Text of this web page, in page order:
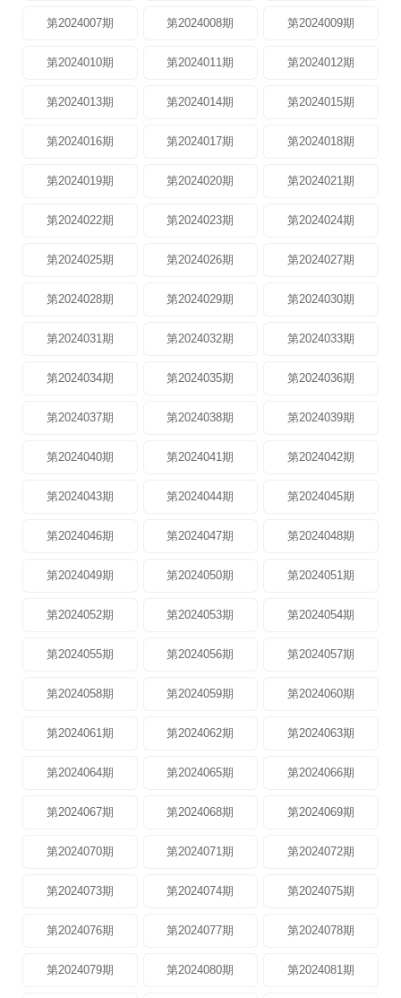
第2024007期 第2024008期 第2024009期
第2024010期 第2024011期 第2024012期
第2024013期 第2024014期 第2024015期
第2024016期 第2024017期 第2024018期
第2024019期 第2024020期 第2024021期
第2024022期 第2024023期 第2024024期
第2024025期 第2024026期 第2024027期
第2024028期 第2024029期 第2024030期
第2024031期 第2024032期 第2024033期
第2024034期 第2024035期 第2024036期
第2024037期 第2024038期 第2024039期
第2024040期 第2024041期 第2024042期
第2024043期 第2024044期 第2024045期
第2024046期 第2024047期 第2024048期
第2024049期 第2024050期 第2024051期
第2024052期 第2024053期 第2024054期
第2024055期 第2024056期 第2024057期
第2024058期 第2024059期 第2024060期
第2024061期 第2024062期 第2024063期
第2024064期 第2024065期 第2024066期
第2024067期 第2024068期 第2024069期
第2024070期 第2024071期 第2024072期
第2024073期 第2024074期 第2024075期
第2024076期 第2024077期 第2024078期
第2024079期 第2024080期 第2024081期